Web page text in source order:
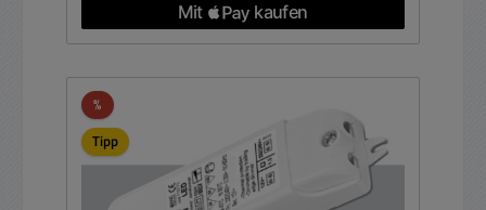
%Rabatt
Tipp